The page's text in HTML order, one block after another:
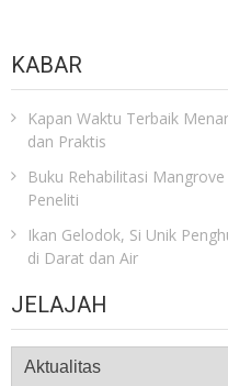
KABAR
Kapan Waktu Terbaik
dan Praktis
Buku Rehabilitasi
Peneliti
Ikan Gelodok, Si Unik
di Darat dan Air
JELAJAH
JELAJAH